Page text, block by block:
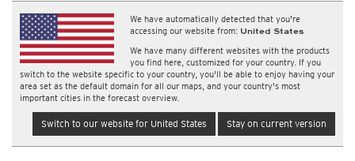
We have automatically detected that you're
accessing our website from: United States
We have many different websites with the products
you find here, customized for your country. If you
switch to the website specific to your country, you'll be able to enjoy having your
area set as the default domain for all our maps, and your country's most
important cities in the forecast overview.
Switch to our website for United States Stay on current version